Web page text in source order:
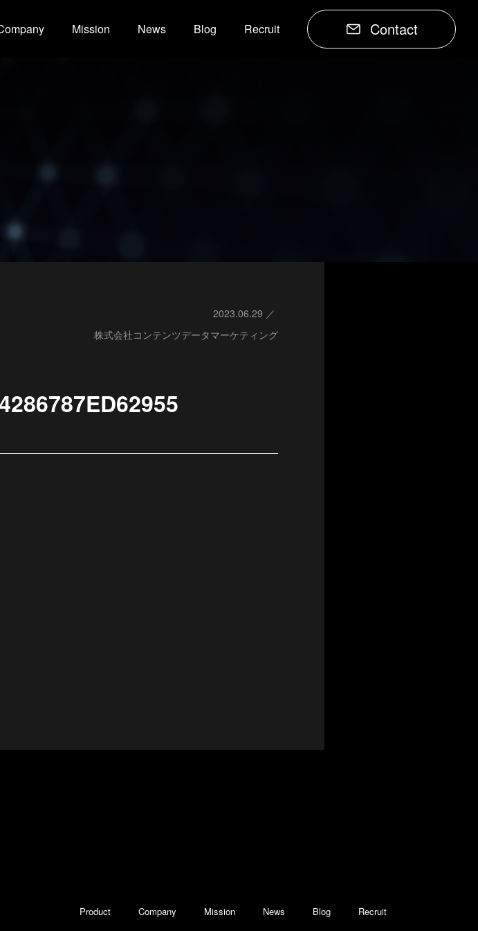
Mission News Blog Recruit Contact
2023.06.29
株式会社コンテンツデータマーケティング
Product Company Mission News Blog Recruit